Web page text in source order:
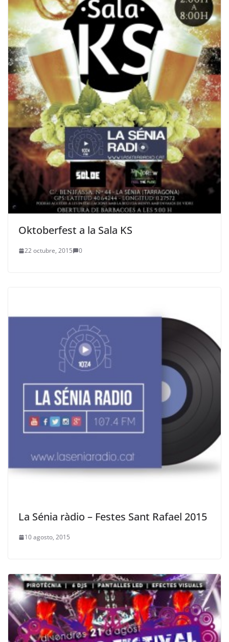
Oktoberfest a la Sala KS
22 octubre, 2015 0
La Sénia ràdio – Festes Sant Rafael 2015
10 agosto, 2015